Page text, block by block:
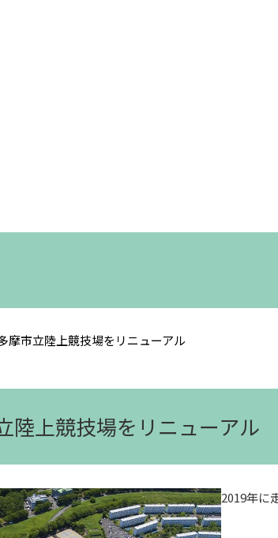
摩市立陸上競技場をリニューアル
陸上競技場をリニューアル
2019年に